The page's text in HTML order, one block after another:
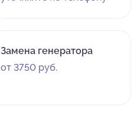
Замена генератора
от 3750 руб.